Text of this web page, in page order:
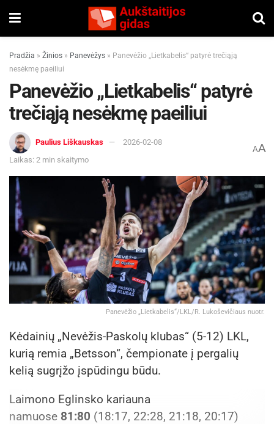
Pradžia » Žinios » Panevėžys » Panevėžio „Lietkabelis“ patyrė trečiąją
nesėkmę paeiliui
Panevėžio „Lietkabelis“ patyrė
trečiąją nesėkmę paeiliui
Paulius Liškauskas
2026-02-08
Laikas: 2 min skaitymo
AA
Panevėžio „Lietkabelis“/LKL/R. Lukoševičiaus nuotr.
Kėdainių „Nevėžis-Paskolų klubas“ (5-12) LKL,
kurią remia „Betsson“, čempionate į pergalių
kelią sugrįžo įspūdingu būdu.
Laimono Eglinsko kariauna
namuose 81:80 (18:17, 22:28, 21:18, 20:17)